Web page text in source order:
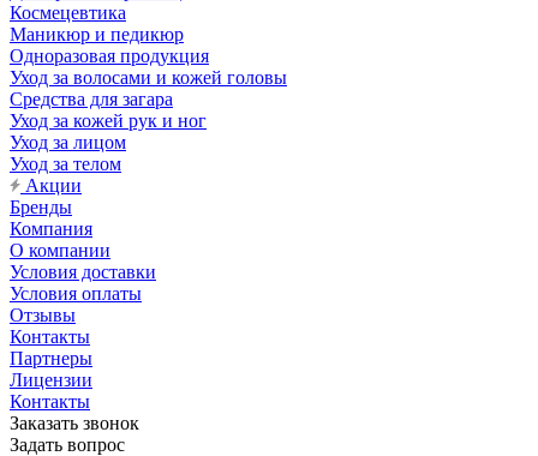
Космецевтика
Маникюр и педикюр
Одноразовая продукция
Уход за волосами и кожей головы
Средства для загара
Уход за кожей рук и ног
Уход за лицом
Уход за телом
Акции
Бренды
Компания
О компании
Условия доставки
Условия оплаты
Отзывы
Контакты
Партнеры
Лицензии
Контакты
Заказать звонок
Задать вопрос